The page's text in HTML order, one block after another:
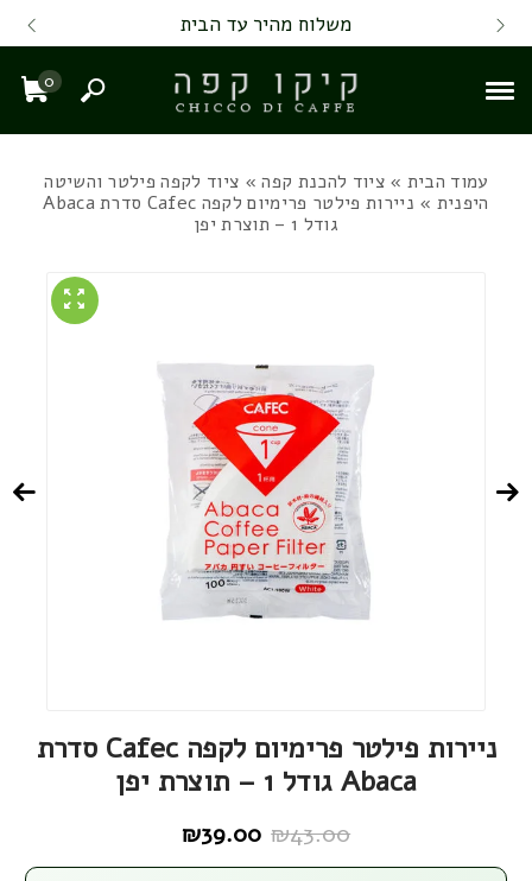
Skip to Content
Contact Us משלוח מהיר עד הבית
0
חיפוש
עמוד הבית »ציוד להכנת קפה» ציוד לקפה פילטר והשיטה
היפנית
» ניירות פילטר פרימיום לקפה Cafec סדרת Abaca
גודל 1 – תוצרת יפן
ניירות פילטר פרימיום לקפה Cafec סדרת
Abaca גודל 1 – תוצרת יפן
₪43.00
המחיר ₪39.00
המחיר
Back top top